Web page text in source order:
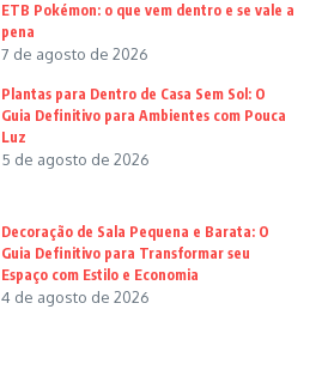
ETB Pokémon: o que vem dentro e se vale a
pena
7 de agosto de 2026
Plantas para Dentro de Casa Sem Sol: O
Guia Definitivo para Ambientes com Pouca
Luz
5 de agosto de 2026
Decoração de Sala Pequena e Barata: O
Guia Definitivo para Transformar seu
Espaço com Estilo e Economia
4 de agosto de 2026